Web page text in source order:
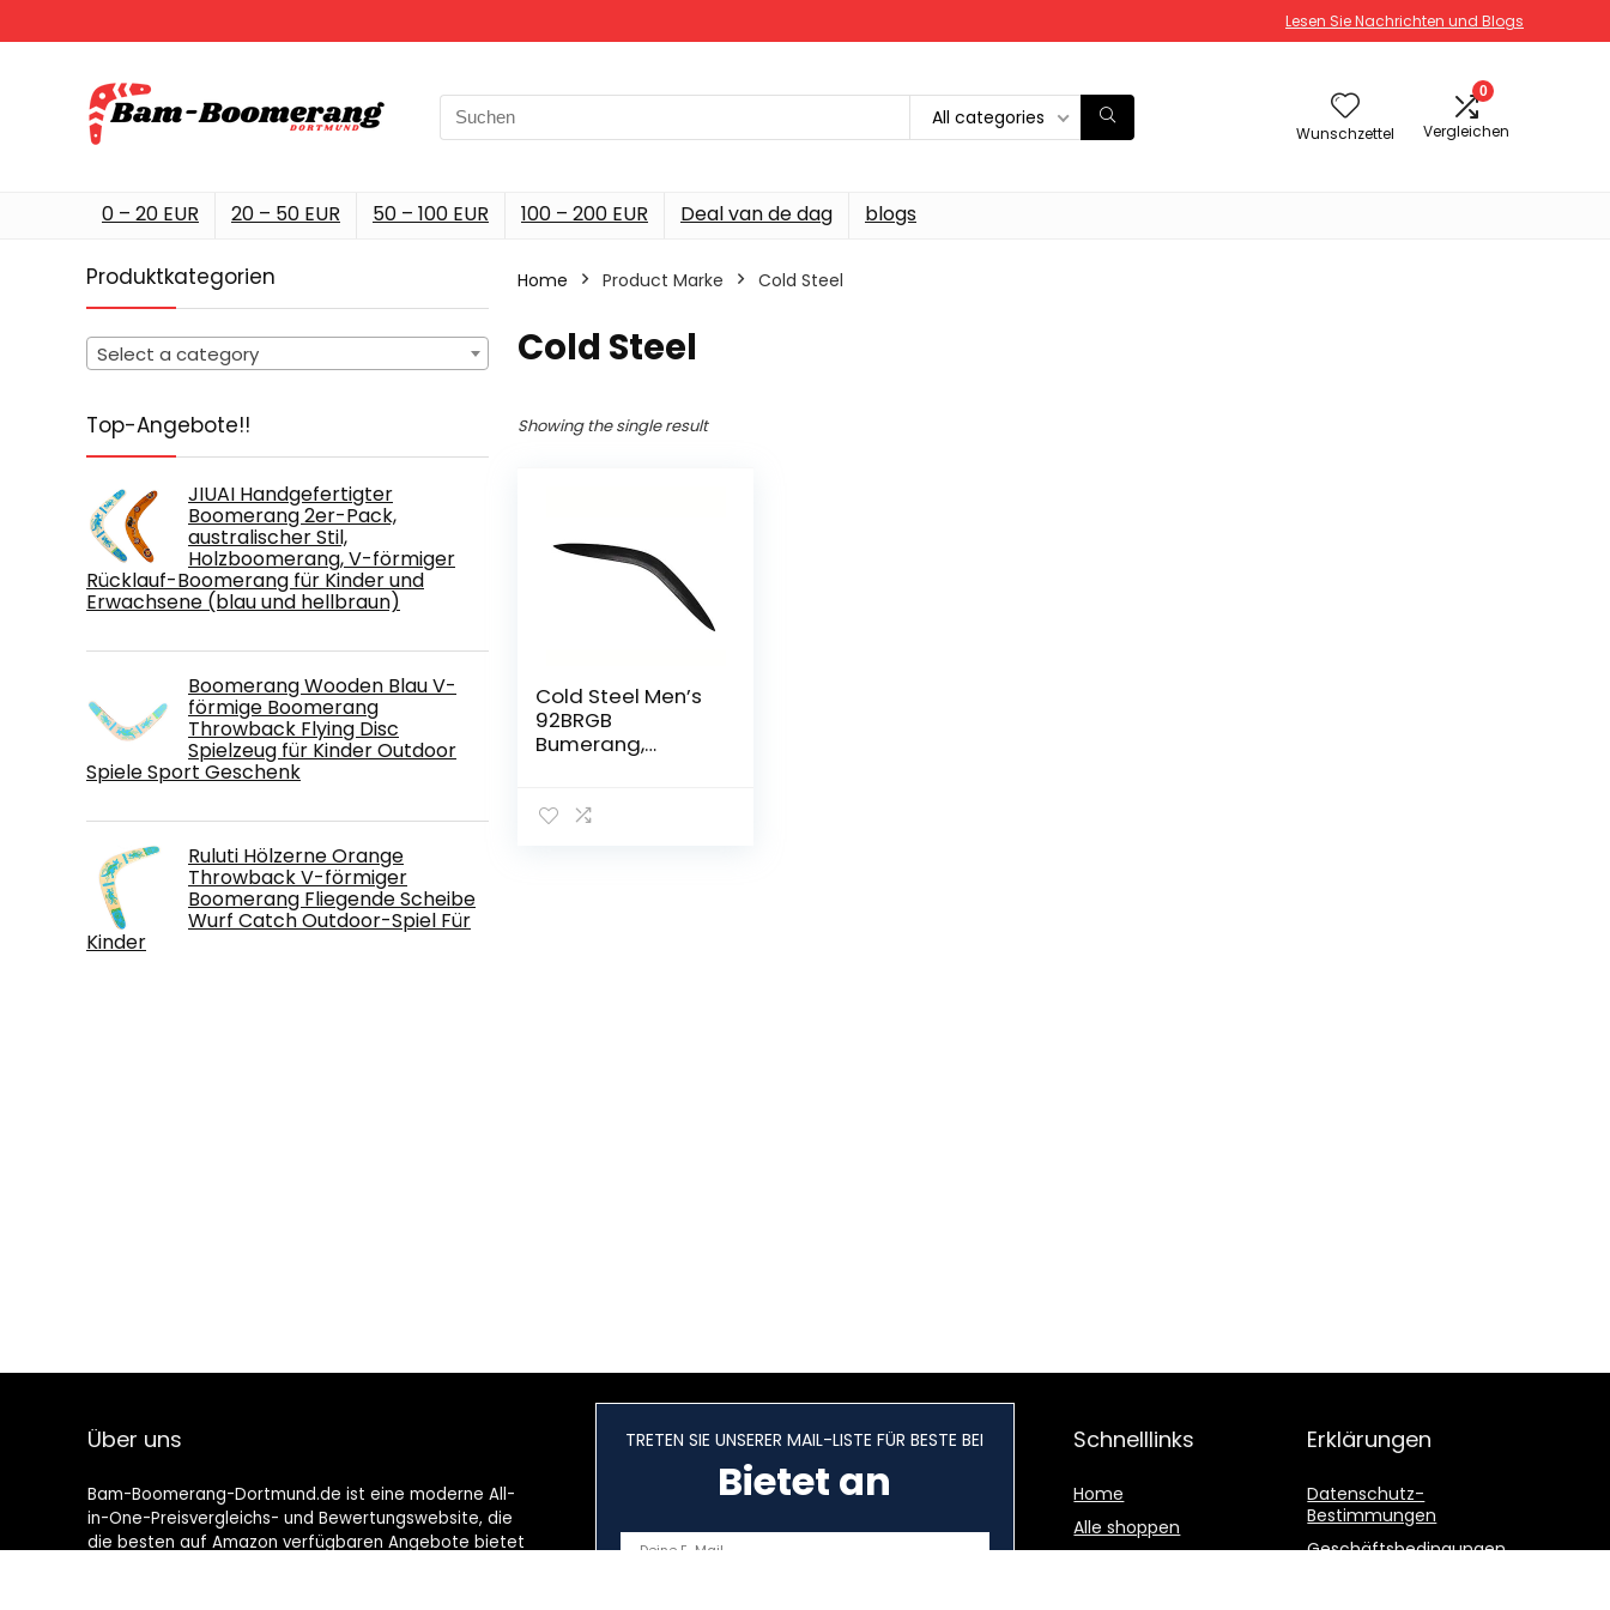
Lesen Sie Nachrichten und Blogs
Search
for:
All categories
Wunschzettel
0
Vergleichen
0 – 20 EUR 20 – 50 EUR 50 – 100 EUR 100 – 200 EUR Deal van de dag blogs
Produktkategorien
Select a category
Top-Angebote!!
JIUAI Handgefertigter
Boomerang 2er-Pack,
australischer Stil,
Holzboomerang, V-förmiger
Rücklauf-Boomerang für Kinder und
Erwachsene (blau und hellbraun)
Boomerang Wooden Blau V-
förmige Boomerang
Throwback Flying Disc
Spielzeug für Kinder Outdoor
Spiele Sport Geschenk
Ruluti Hölzerne Orange
Throwback V-förmiger
Boomerang Fliegende Scheibe
Wurf Catch Outdoor-Spiel Für
Kinder
Home Product Marke ‎Cold Steel
‎Cold Steel
Showing the single result
Cold Steel Men’s
92BRGB
Bumerang,
Über uns
Bam-Boomerang-Dortmund.de ist eine moderne All-
in-One-Preisvergleichs- und Bewertungswebsite, die
die besten auf Amazon verfügbaren Angebote bietet
TRETEN SIE UNSERER MAIL-LISTE FÜR BESTE BEI
Bietet an
Schnelllinks
Home
Alle shoppen
Erklärungen
Datenschutz-
Bestimmungen
Geschäftsbedingungen